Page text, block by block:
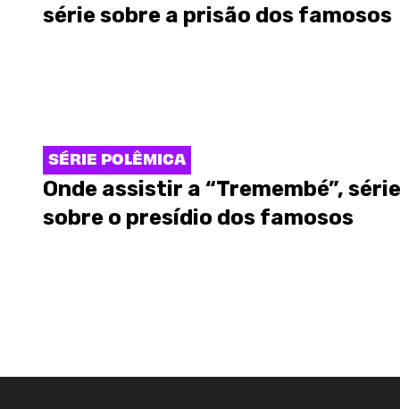
série sobre a prisão dos famosos
SÉRIE POLÊMICA
Onde assistir a “Tremembé”, série
sobre o presídio dos famosos